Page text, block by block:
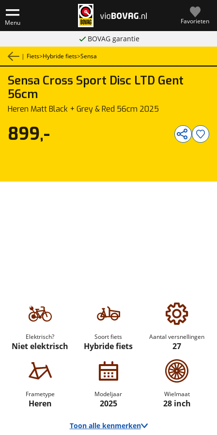
Menu Favorieten
BOVAG garantie
| Fiets>Hybride fiets>Sensa
Sensa Cross Sport Disc LTD Gent
56cm
Heren Matt Black + Grey & Red 56cm 2025
1/1
Elektrisch?
Niet elektrisch
Soort fiets
Hybride fiets
Aantal versnellingen
27
Frametype
Heren
Modeljaar
2025
Wielmaat
28 inch
Toon alle kenmerken
899,-